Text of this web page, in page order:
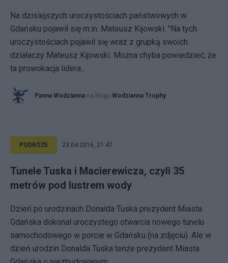
Na dzisiejszych uroczystościach państwowych w
Gdańsku pojawił się m.in. Mateusz Kijowski. "Na tych
uroczystościach pojawił się wraz z grupką swoich
działaczy Mateusz Kijowski. Można chyba powiedzieć, że
ta prowokacja lidera...
Panna Wodzianna na blogu Wodzianna Trophy
PODRÓŻE 23.04.2016, 21:47
Tunele Tuska i Macierewicza, czyli 35
metrów pod lustrem wody
Dzień po urodzinach Donalda Tuska prezydent Miasta
Gdańska dokonał uroczystego otwarcia nowego tunelu
samochodowego w porcie w Gdańsku (na zdjęciu). Ale w
dzień urodzin Donalda Tuska tenże prezydent Miasta